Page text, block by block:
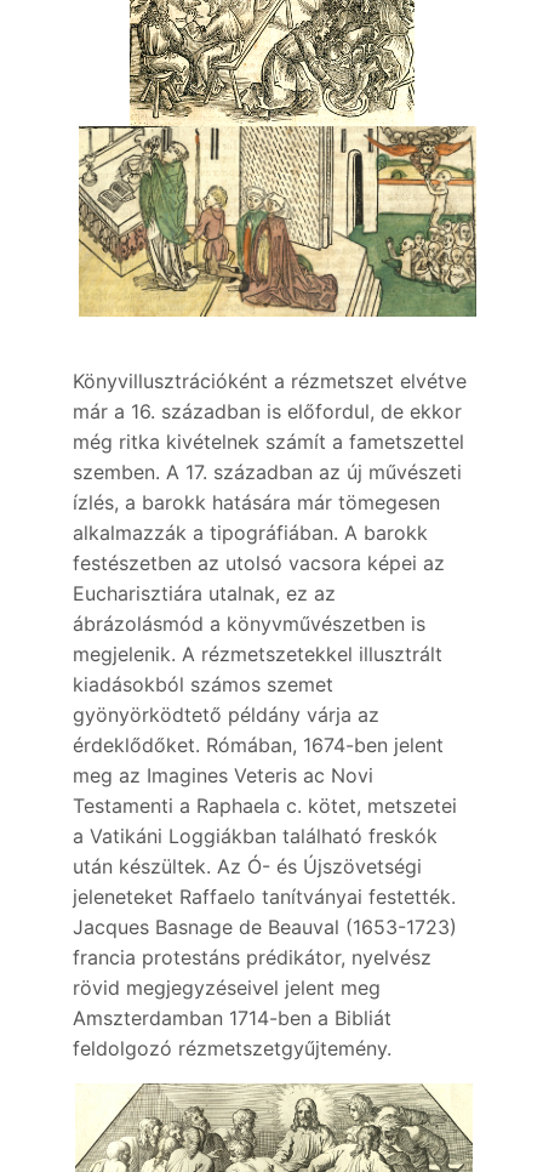
Könyvillusztrációként a rézmetszet elvétve
már a 16. században is előfordul, de ekkor
még ritka kivételnek számít a fametszettel
szemben. A 17. században az új művészeti
ízlés, a barokk hatására már tömegesen
alkalmazzák a tipográfiában. A barokk
festészetben az utolsó vacsora képei az
Eucharisztiára utalnak, ez az
ábrázolásmód a könyvművészetben is
megjelenik. A rézmetszetekkel illusztrált
kiadásokból számos szemet
gyönyörködtető példány várja az
érdeklődőket. Rómában, 1674-ben jelent
meg az Imagines Veteris ac Novi
Testamenti a Raphaela c. kötet, metszetei
a Vatikáni Loggiákban található freskók
után készültek. Az Ó- és Újszövetségi
jeleneteket Raffaelo tanítványai festették.
Jacques Basnage de Beauval (1653-1723)
francia protestáns prédikátor, nyelvész
rövid megjegyzéseivel jelent meg
Amszterdamban 1714-ben a Bibliát
feldolgozó rézmetszetgyűjtemény.